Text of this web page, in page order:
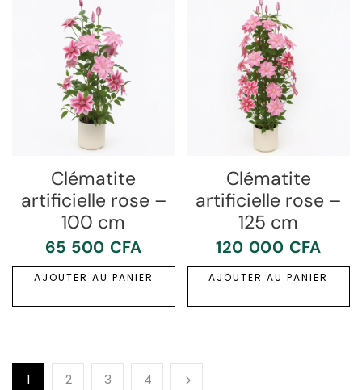
Clématite
artificielle rose –
100 cm
65 500 CFA
AJOUTER AU PANIER
Clématite
artificielle rose –
125 cm
120 000 CFA
AJOUTER AU PANIER
1 2 3 4